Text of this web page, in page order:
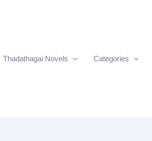
Thadathagai Novels Categories